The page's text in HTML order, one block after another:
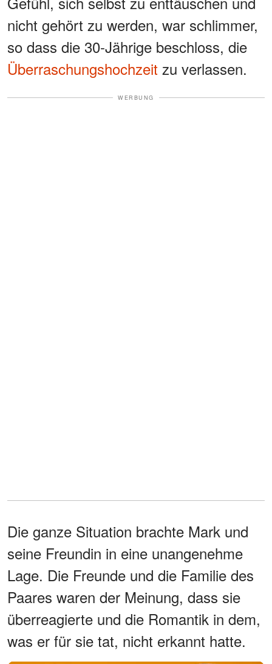
nicht gehört zu werden, war schlimmer,
so dass die 30-Jährige beschloss, die
Überraschungshochzeit zu verlassen.
WERBUNG
Die ganze Situation brachte Mark und
seine Freundin in eine unangenehme
Lage. Die Freunde und die Familie des
Paares waren der Meinung, dass sie
überreagierte und die Romantik in dem,
was er für sie tat, nicht erkannt hatte.